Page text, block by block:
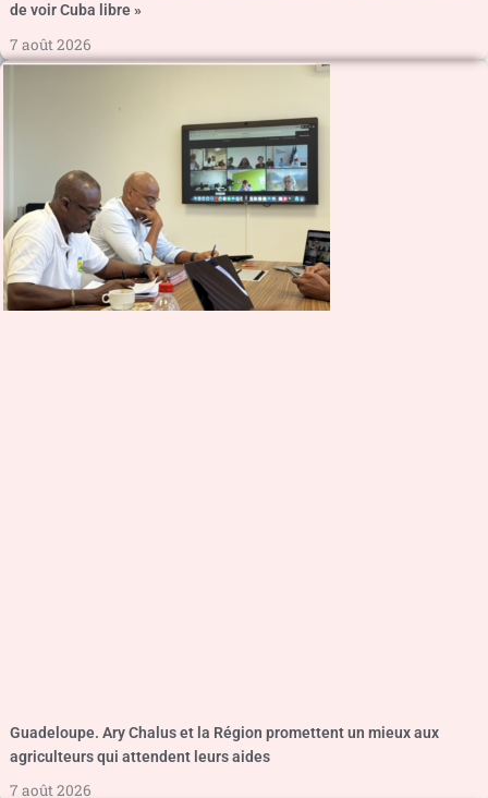
de voir Cuba libre »
7 août 2026
Guadeloupe. Ary Chalus et la Région promettent un mieux aux
agriculteurs qui attendent leurs aides
7 août 2026